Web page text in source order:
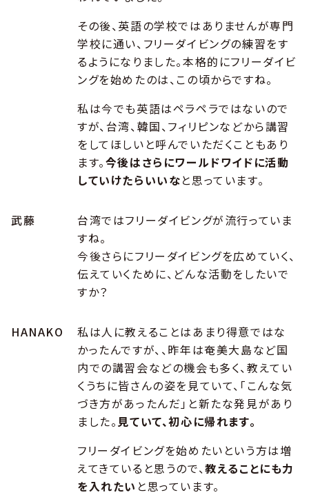
その後、英語の学校ではありませんが専門
学校に通い、フリーダイビングの練習をす
るようになりました。本格的にフリーダイビ
ングを始めたのは、この頃からですね。
私は今でも英語はペラペラではないので
すが、台湾、韓国、フィリピンなどから講習
をしてほしいと呼んでいただくこともあり
ます。今後はさらにワールドワイドに活動
していけたらいいなと思っています。
武藤
台湾ではフリーダイビングが流行っていま
すね。
今後さらにフリーダイビングを広めていく、
伝えていくために、どんな活動をしたいで
すか？
HANAKO
私は人に教えることはあまり得意ではな
かったんですが、、昨年は奄美大島など国
内での講習会などの機会も多く、教えてい
くうちに皆さんの姿を見ていて、「こんな気
づき方があったんだ」と新たな発見があり
ました。見ていて、初心に帰れます。
フリーダイビングを始めたいという方は増
えてきていると思うので、教えることにも力
を入れたい と思っています。